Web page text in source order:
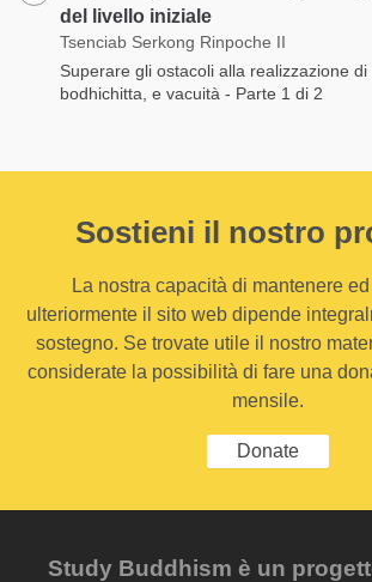
del livello iniziale
Tsenciab Serkong Rinpoche II
Superare gli ostacoli alla realizzazione di
bodhichitta, e vacuità - Parte 1 di 2
Sostieni il nostro
La nostra capacità di mantenere
ulteriormente il sito web dipende
sostegno. Se trovate utile il nostro
considerate la possibilità di fare una
mensile.
Donate
Study Buddhism è un